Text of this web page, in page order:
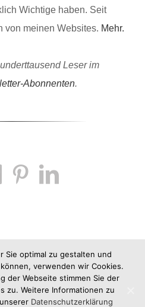
Wichtige haben. Seit
von meinen Websites. Mehr.
Leser im
Abonnenten.
Sie optimal zu gestalten und
verwenden wir Cookies.
der Webseite stimmen Sie der
zu. Weitere Informationen zu
Datenschutzerklärung